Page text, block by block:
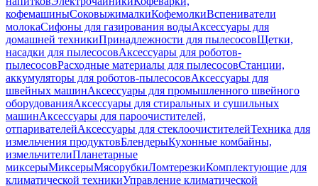
кофемашиныСоковыжималкиКофемолкиВспениватели
молокаСифоны для газирования водыАксессуары для
домашней техникиПринадлежности для пылесосовЩетки,
насадки для пылесосовАксессуары для роботов-
пылесосовРасходные материалы для пылесосовСтанции,
аккумуляторы для роботов-пылесосовАксессуары для
швейных машинАксессуары для промышленного швейного
оборудованияАксессуары для стиральных и сушильных
машинАксессуары для пароочистителей,
отпаривателейАксессуары для стеклоочистителейТехника для
измельчения продуктовБлендерыКухонные комбайны,
измельчителиПланетарные
миксерыМиксерыМясорубкиЛомтерезкиКомплектующие для
климатической техникиУправление климатической